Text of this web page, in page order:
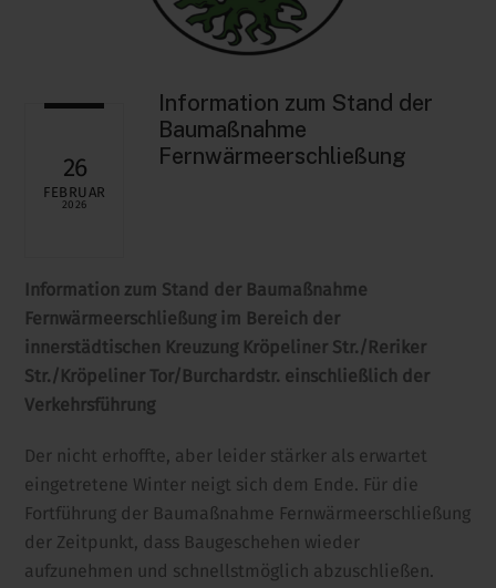
26
FEBRUAR
2026
Information zum Stand der
Baumaßnahme
Fernwärmeerschließung
Information zum Stand der Baumaßnahme
Fernwärmeerschließung im Bereich der
innerstädtischen Kreuzung Kröpeliner Str./Reriker
Str./Kröpeliner Tor/Burchardstr. einschließlich der
Verkehrsführung
Der nicht erhoffte, aber leider stärker als erwartet
eingetretene Winter neigt sich dem Ende. Für die
Fortführung der Baumaßnahme Fernwärmeerschließung
der Zeitpunkt, dass Baugeschehen wieder
aufzunehmen und schnellstmöglich abzuschließen.